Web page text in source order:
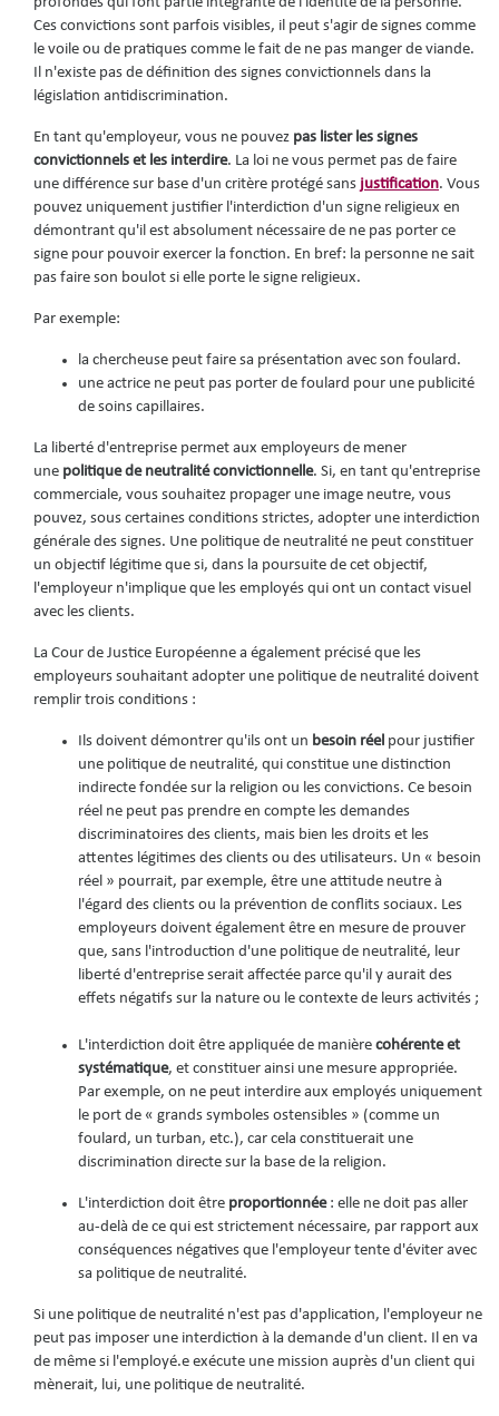
Ces convictions sont parfois visibles, il peut s'agir de signes comme
le voile ou de pratiques comme le fait de ne pas manger de viande.
Il n'existe pas de définition des signes convictionnels dans la
législation antidiscrimination.
En tant qu'employeur, vous ne pouvez pas lister les signes
convictionnels et les interdire. La loi ne vous permet pas de faire
une différence sur base d'un critère protégé sans justification. Vous
pouvez uniquement justifier l'interdiction d'un signe religieux en
démontrant qu'il est absolument nécessaire de ne pas porter ce
signe pour pouvoir exercer la fonction. En bref: la personne ne sait
pas faire son boulot si elle porte le signe religieux.
Par exemple:
la chercheuse peut faire sa présentation avec son foulard.
une actrice ne peut pas porter de foulard pour une publicité
de soins capillaires.
La liberté d'entreprise permet aux employeurs de mener
une politique de neutralité convictionnelle. Si, en tant qu'entreprise
commerciale, vous souhaitez propager une image neutre, vous
pouvez, sous certaines conditions strictes, adopter une interdiction
générale des signes. Une politique de neutralité ne peut constituer
un objectif légitime que si, dans la poursuite de cet objectif,
l'employeur n'implique que les employés qui ont un contact visuel
avec les clients.
La Cour de Justice Européenne a également précisé que les
employeurs souhaitant adopter une politique de neutralité doivent
remplir trois conditions :
Ils doivent démontrer qu'ils ont un besoin réel pour justifier
une politique de neutralité, qui constitue une distinction
indirecte fondée sur la religion ou les convictions. Ce besoin
réel ne peut pas prendre en compte les demandes
discriminatoires des clients, mais bien les droits et les
attentes légitimes des clients ou des utilisateurs. Un « besoin
réel » pourrait, par exemple, être une attitude neutre à
l'égard des clients ou la prévention de conflits sociaux. Les
employeurs doivent également être en mesure de prouver
que, sans l'introduction d'une politique de neutralité, leur
liberté d'entreprise serait affectée parce qu'il y aurait des
effets négatifs sur la nature ou le contexte de leurs activités ;
L'interdiction doit être appliquée de manière cohérente et
systématique, et constituer ainsi une mesure appropriée.
Par exemple, on ne peut interdire aux employés uniquement
le port de « grands symboles ostensibles » (comme un
foulard, un turban, etc.), car cela constituerait une
discrimination directe sur la base de la religion.
L'interdiction doit être proportionnée: elle ne doit pas aller
au-delà de ce qui est strictement nécessaire, par rapport aux
conséquences négatives que l'employeur tente d'éviter avec
sa politique de neutralité.
Si une politique de neutralité n'est pas d'application, l'employeur ne
peut pas imposer une interdiction à la demande d'un client. Il en va
de même si l'employé.e exécute une mission auprès d'un client qui
mènerait, lui, une politique de neutralité.